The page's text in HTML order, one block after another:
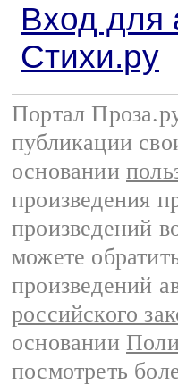
Вход для
Стихи.ру
Портал
публикации
основании
произведения
произведений
можете
произведений
российского
основании
посмотреть